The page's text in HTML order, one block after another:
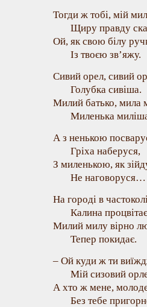
Тогди ж тобі, мій
Щиру правду
Ой, як свою білу
Із твоєю зв’яжу.
Сивий орел, сивий
Голубка сивіша.
Милий батько, мила
Миленька
А з ненькою
Гріха наберуся,
З миленькою, як
Не наговоруся…
На городі в
Калина
Милий милу вірно
Тепер покидає.
– Ой куди ж ти
Мій сизовий
А хто ж мене,
Без тебе